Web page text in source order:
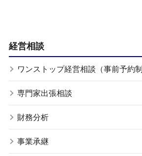
経営相談
ワンストップ経営相談（事前予約制
専門家出張相談
財務分析
事業承継